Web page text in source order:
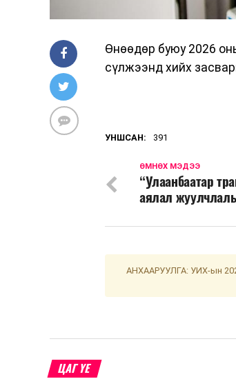
Өнөөдөр буюу 2026
сүлжээнд хийх
УНШСАН: 391
ӨМНӨХ МЭДЭЭ
“Улаанбаатар
аялал
АНХААРУУЛГА: УИХ-ын
ЦАГ ҮЕ